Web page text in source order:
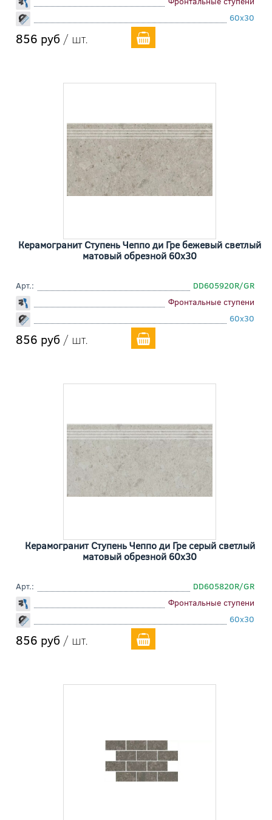
60x30
856 руб / шт.
Керамогранит Ступень Чеппо ди Гре бежевый светлый
матовый обрезной 60x30
Арт.:
DD605920R/GR
Фронтальные ступени
60x30
856 руб / шт.
Керамогранит Ступень Чеппо ди Гре серый светлый
матовый обрезной 60x30
Арт.:
DD605820R/GR
Фронтальные ступени
60x30
856 руб / шт.